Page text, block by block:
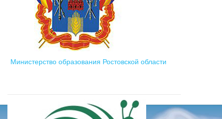
Министерство образования Ростовской области